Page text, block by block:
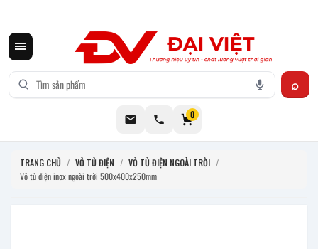
0
TRANG CHỦ / VỎ TỦ ĐIỆN / VỎ TỦ ĐIỆN NGOÀI TRỜI /
Vỏ tủ điện inox ngoài trời 500x400x250mm